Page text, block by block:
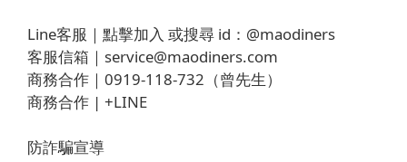
Line客服｜ 點擊加入 或搜尋 id： @maodiners
客服信箱｜ service@maodiners.com
商務合作｜0919-118-732（曾先生）
商務合作 | +LINE
防詐騙宣導